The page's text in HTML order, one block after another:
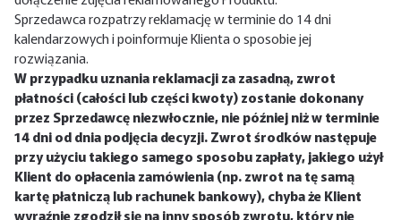
Sprzedawca rozpatrzy reklamację w terminie do 14 dni
kalendarzowych i poinformuje Klienta o sposobie jej
rozwiązania.
W przypadku uznania reklamacji za zasadną, zwrot
płatności (całości lub części kwoty) zostanie dokonany
przez Sprzedawcę niezwłocznie, nie później niż w terminie
14 dni od dnia podjęcia decyzji. Zwrot środków następuje
przy użyciu takiego samego sposobu zapłaty, jakiego użył
Klient do opłacenia zamówienia (np. zwrot na tę samą
kartę płatniczą lub rachunek bankowy), chyba że Klient
wyraźnie zgodził się na inny sposób zwrotu, który nie